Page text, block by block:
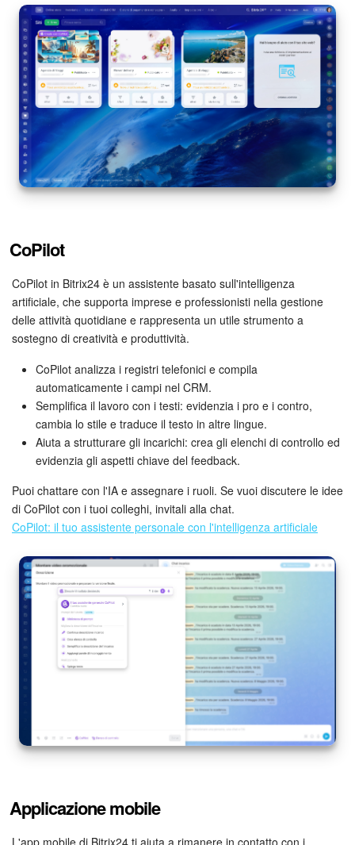
CoPilot
CoPilot in Bitrix24 è un assistente basato sull'intelligenza
artificiale, che supporta imprese e professionisti nella gestione
delle attività quotidiane e rappresenta un utile strumento a
sostegno di creatività e produttività.
CoPilot analizza i registri telefonici e compila
automaticamente i campi nel CRM.
Semplifica il lavoro con i testi: evidenzia i pro e i contro,
cambia lo stile e traduce il testo in altre lingue.
Aiuta a strutturare gli incarichi: crea gli elenchi di controllo ed
evidenzia gli aspetti chiave del feedback.
Puoi chattare con l'IA e assegnare i ruoli. Se vuoi discutere le idee
di CoPilot con i tuoi colleghi, invitali alla chat.
CoPilot: il tuo assistente personale con l'intelligenza artificiale
Applicazione mobile